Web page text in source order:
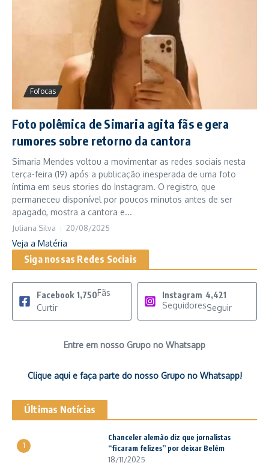
Fofocas
Foto polêmica de Simaria agita fãs e gera
rumores sobre retorno da cantora
Simaria Mendes voltou a movimentar as redes sociais nesta
terça-feira (19) após a publicação inesperada de uma foto
íntima em seus stories do Instagram. O registro, que
permaneceu disponível por poucos minutos antes de ser
apagado, mostra a cantora e...
Juliana Silva 20/08/2025
Veja a Matéria
Siga nossas Redes Sociais
Facebook 1,750Fãs
Curtir
Instagram 4,421
SeguidoresSeguir
Entre em nosso Grupo no Whatsapp
Clique aqui e faça parte do nosso Grupo no Whatsapp!
Últimas Notícias
1
Chanceler alemão diz que jornalistas
“ficaram felizes” por deixar Belém
18/11/2025